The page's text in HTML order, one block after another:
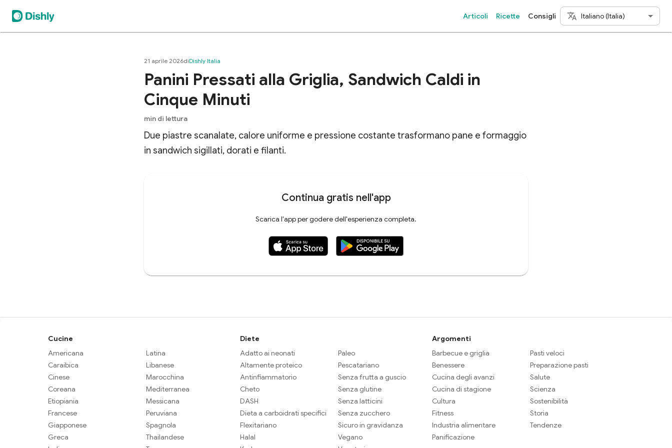
Articoli Ricette Consigli Italiano (Italia)
21 aprile 2026diDishly Italia
Panini Pressati alla Griglia, Sandwich Caldi in
Cinque Minuti
min di lettura
Due piastre scanalate, calore uniforme e pressione costante trasformano pane e formaggio
in sandwich sigillati, dorati e filanti.
Continua gratis nell'app
Scarica l'app per godere dell'esperienza completa.
Cucine
Americana
Caraibica
Cinese
Coreana
Etiopiania
Francese
Giapponese
Greca
Latina
Libanese
Marocchina
Mediterranea
Messicana
Peruviana
Spagnola
Thailandese
Diete
Adatto ai neonati
Altamente proteico
Antinfiammatorio
Cheto
DASH
Dieta a carboidrati specifici
Flexitariano
Halal
Paleo
Pescatariano
Senza frutta a guscio
Senza glutine
Senza latticini
Senza zucchero
Sicuro in gravidanza
Vegano
Argomenti
Barbecue e griglia
Benessere
Cucina degli avanzi
Cucina di stagione
Cultura
Fitness
Industria alimentare
Panificazione
Pasti veloci
Preparazione pasti
Salute
Scienza
Sostenibilità
Storia
Tendenze